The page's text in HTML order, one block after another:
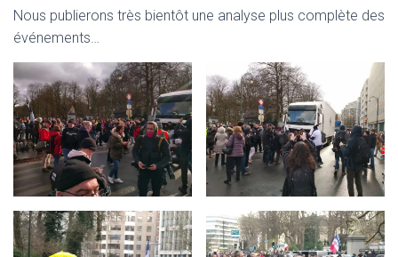
Nous publierons très bientôt une analyse plus complète des
événements…